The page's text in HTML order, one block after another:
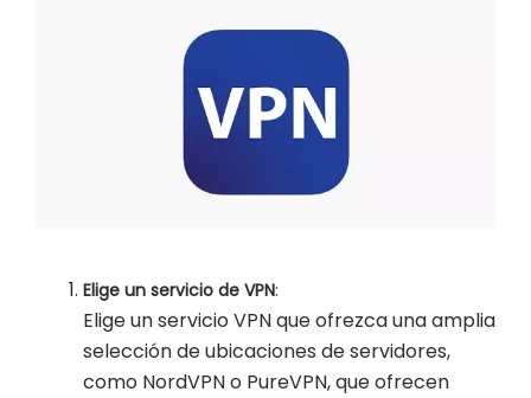
Elige un servicio de VPN:
Elige un servicio VPN que ofrezca una amplia
selección de ubicaciones de servidores,
como NordVPN o PureVPN, que ofrecen